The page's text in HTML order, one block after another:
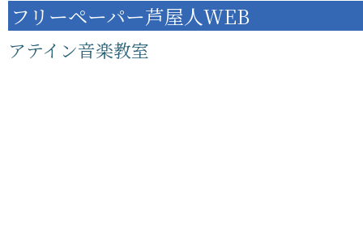
フリーペーパー芦屋人WEB
アテイン音楽教室